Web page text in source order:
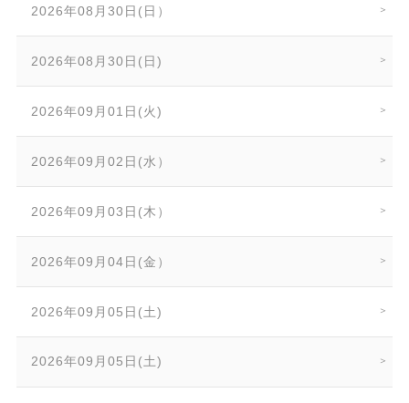
2026年08月30日(日）
2026年08月30日(日)
2026年09月01日(火)
2026年09月02日(水）
2026年09月03日(木）
2026年09月04日(金）
2026年09月05日(土)
2026年09月05日(土)